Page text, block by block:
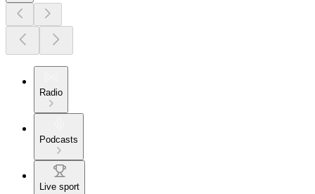
Radio
Podcasts
Live sport